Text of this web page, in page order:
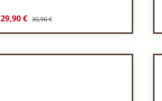
Verkaufspreis:
29,90 € 30,90 €